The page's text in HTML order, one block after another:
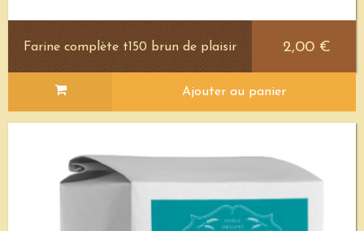
Farine complète t150 brun de plaisir 2,00 €
Ajouter au panier